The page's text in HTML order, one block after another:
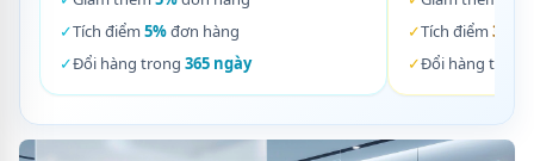
✓Tích điểm 5%đơn hàng
✓Đổi hàng trong 365 ngày
✓Tích điểm 3%
✓Đổi hàng trong